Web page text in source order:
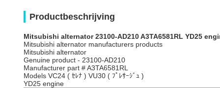
Productbeschrijving
Mitsubishi alternator 23100-AD210 A3TA6581RL YD25
Mitsubishi alternator manufacturers products
Mitsubishi alternator
Genuine product - 23100-AD210
Manufacturer part # A3TA6581RL
Models VC24 ( ｾﾚﾅ ) VU30 ( ﾌﾟﾚｻｰｼﾞｭ )
YD25 engine